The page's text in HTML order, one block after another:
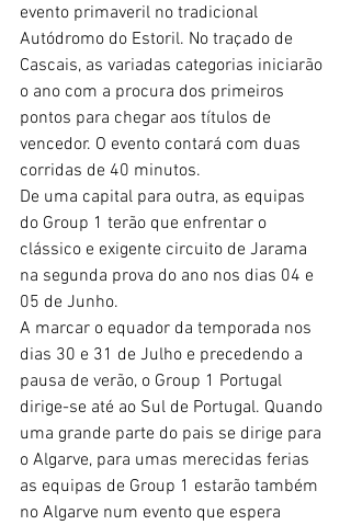
evento primaveril no tradicional
Autódromo do Estoril. No traçado de
Cascais, as variadas categorias iniciarão
o ano com a procura dos primeiros
pontos para chegar aos títulos de
vencedor. O evento contará com duas
corridas de 40 minutos.
De uma capital para outra, as equipas
do Group 1 terão que enfrentar o
clássico e exigente circuito de Jarama
na segunda prova do ano nos dias 04 e
05 de Junho.
A marcar o equador da temporada nos
dias 30 e 31 de Julho e precedendo a
pausa de verão, o Group 1 Portugal
dirige-se até ao Sul de Portugal. Quando
uma grande parte do pais se dirige para
o Algarve, para umas merecidas ferias
as equipas de Group 1 estarão também
no Algarve num evento que espera